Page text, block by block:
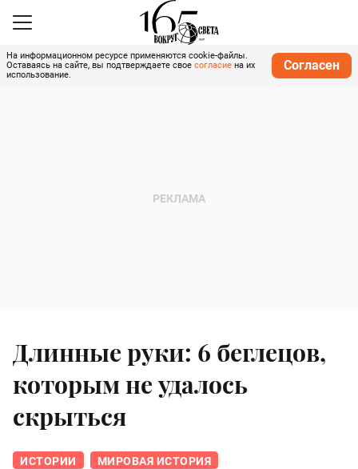
На информационном ресурсе применяются cookie-файлы.
Оставаясь на сайте, вы подтверждаете свое согласие на их
использование.
Согласен
Длинные руки: 6 беглецов,
которым не удалось
скрыться
ИСТОРИИ МИРОВАЯ ИСТОРИЯ